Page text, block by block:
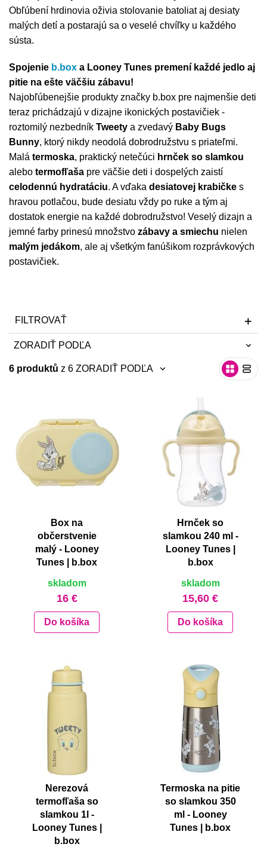
Misky, príbory
Skladovanie potravín
Výbava na príkrmy
Detské nože a krájače
Obľúbení hrdinovia oživia stolovanie batoliat aj desiaty
malých detí a postarajú sa o veselé chvíľky u každého
sústa.
Spojenie b.box a Looney Tunes premení každé jedlo aj
pitie na ešte väčšiu zábavu!
Najobľúbenejšie produkty značky b.box pre najmenšie deti
teraz prichádzajú v dizajne ikonických postavičiek -
roztomilý nezbedník Tweety a zvedavý Baby Bugs
Bunny, ktorý nikdy neodolá dobrodružstvu s priateľmi.
Malá termoska, praktický netečúci hrnček so slamkou
alebo termofľaša pre väčšie deti i dospelých zaistí
celodennú hydratáciu. A vďaka desiatovej krabičke s
hravou potlačou, bude desiatu vždy po ruke a tým aj
dostatok energie na každé dobrodružstvo! Veselý dizajn a
jemné farby prinesú množstvo zábavy a smiechu nielen
malým jedákom, ale aj všetkým fanúšikom rozprávkových
postavičiek.
FILTROVAŤ
ZORADIŤ PODĽA
neradiť
abecedne Z-A
od najlacnejšie
od najdrahšie
6 produktů z 6 ZORADIŤ PODĽA
abecedne A-Z
abecedne Z-A
od najlacnejšie
Box na
občerstvenie
malý - Looney
Tunes | b.box
skladom
16 €
Do košíka
Hrnček so
slamkou 240 ml -
Looney Tunes |
b.box
skladom
15,60 €
Do košíka
Nerezová
termofľaša so
slamkou 1l -
Looney Tunes |
b.box
Termoska na pitie
so slamkou 350
ml - Looney
Tunes | b.box